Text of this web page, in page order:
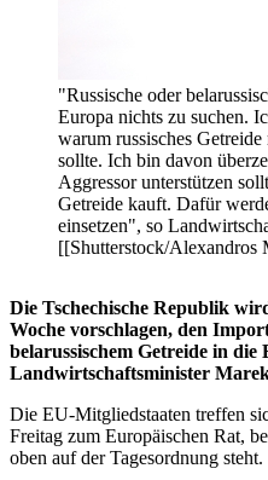
"Russische oder
Europa nichts zu suchen.
warum russisches
sollte. Ich bin davon
Aggressor unterstützen
Getreide kauft. Dafür
einsetzen", so
[[Shutterstock/Alexandros
Die Tschechische Republik
Woche vorschlagen, den
belarussischem Getreide in die
Landwirtschaftsminister
Die EU-Mitgliedstaaten treffen
Freitag zum Europäischen Rat,
oben auf der Tagesordnung steht.